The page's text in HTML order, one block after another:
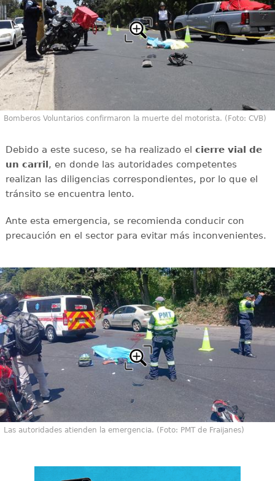
Bomberos Voluntarios confirmaron la muerte del motorista. (Foto: CVB)
Debido a este suceso, se ha realizado el cierre vial de
un carril, en donde las autoridades competentes
realizan las diligencias correspondientes, por lo que el
tránsito se encuentra lento.
Ante esta emergencia, se recomienda conducir con
precaución en el sector para evitar más inconvenientes.
Las autoridades atienden la emergencia. (Foto: PMT de Fraijanes)